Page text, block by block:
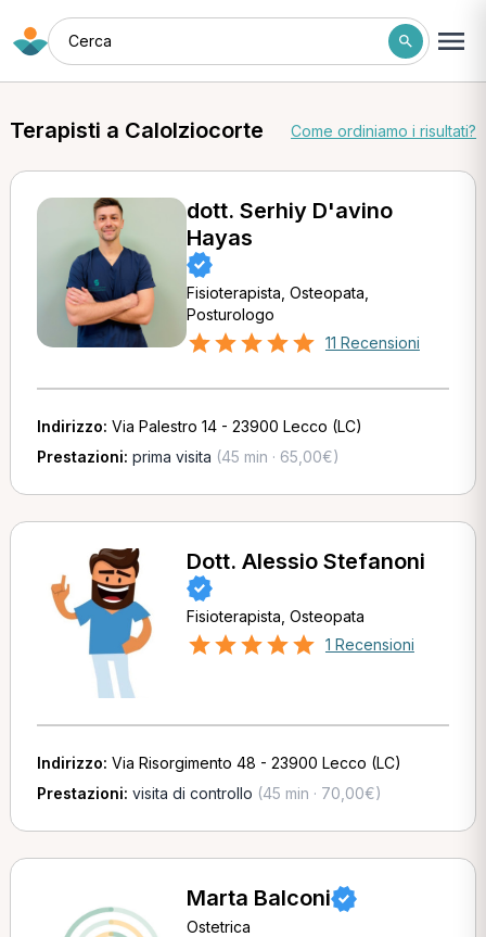
Cerca
Terapisti a Calolziocorte Come ordiniamo i risultati?
dott. Serhiy D'avino
Hayas
Fisioterapista, Osteopata,
Posturologo
11 Recensioni
Indirizzo: Via Palestro 14 - 23900 Lecco (LC)
Prestazioni: prima visita (45 min · 65,00€)
Dott. Alessio Stefanoni
Fisioterapista, Osteopata
1 Recensioni
Indirizzo: Via Risorgimento 48 - 23900 Lecco (LC)
Prestazioni: visita di controllo (45 min · 70,00€)
Marta Balconi
Ostetrica